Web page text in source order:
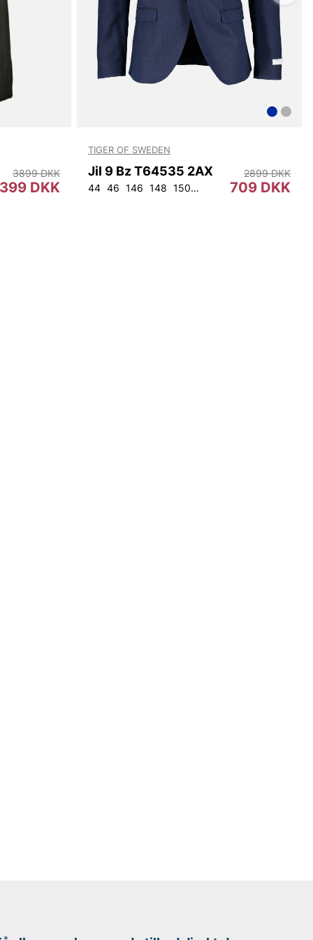
DKK
3899 DKK
TIGER OF SWEDEN
Jil 9 Bz T64535 2AX
44 46 146 148 150 152 92 96 100 104
709 DKK
2899 DKK